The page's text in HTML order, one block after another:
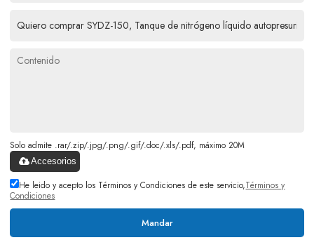
Solo admite .rar/.zip/.jpg/.png/.gif/.doc/.xls/.pdf, máximo 20M
Accesorios
He leido y acepto los Términos y Condiciones de este servicio,Términos y
Condiciones
Mandar